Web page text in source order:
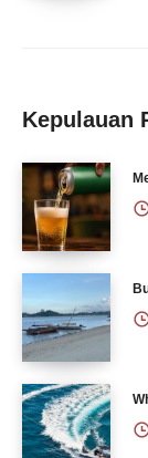
Kepulauan